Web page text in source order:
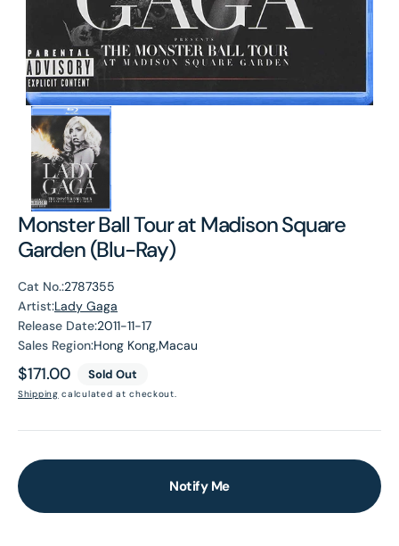
Monster Ball Tour at Madison Square
Garden (Blu-Ray)
Cat No.:2787355
Artist:Lady Gaga
Release Date:2011-11-17
Sales Region:Hong Kong,Macau
Regular
price
$171.00 Sold Out
Shipping calculated at checkout.
Notify Me